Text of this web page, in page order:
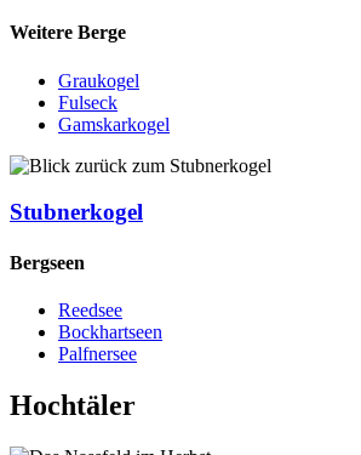
Weitere Berge
Graukogel
Fulseck
Gamskarkogel
Stubnerkogel
Bergseen
Reedsee
Bockhartseen
Palfnersee
Hochtäler